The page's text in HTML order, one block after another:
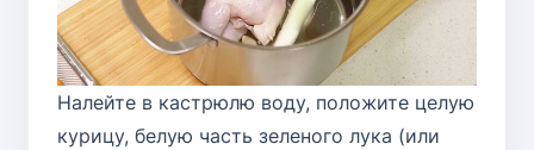
Налейте в кастрюлю воду, положите целую
курицу, белую часть зеленого лука (или